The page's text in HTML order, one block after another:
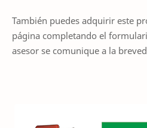
También puedes adquirir este
página completando el
asesor se comunique a la